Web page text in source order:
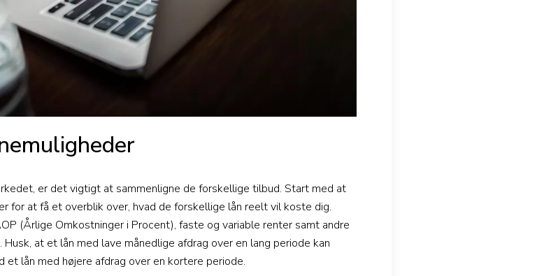
er det vigtigt at sammenligne de forskellige tilbud. Start med at
for at få et overblik over, hvad de forskellige lån reelt vil koste dig.
(Årlige Omkostninger i Procent), faste og variable renter samt andre
at et lån med lave månedlige afdrag over en lang periode kan
lån med højere afdrag over en kortere periode.